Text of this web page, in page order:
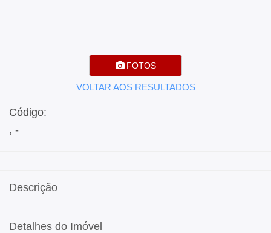
FOTOS
VOLTAR AOS RESULTADOS
Código:
, -
Descrição
Detalhes do Imóvel